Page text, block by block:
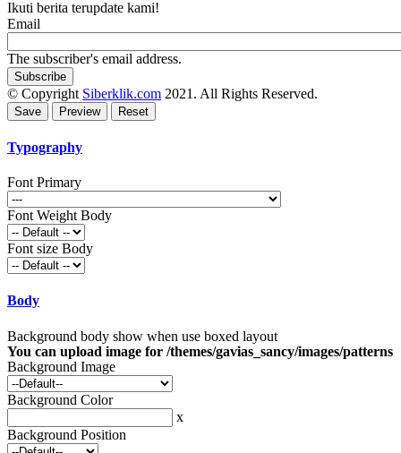
Ikuti berita terupdate kami!
Email
The subscriber's email address.
© Copyright Siberklik.com 2021. All Rights Reserved.
Typography
Font Primary
Font Weight Body
Font size Body
Body
Background body show when use boxed layout
You can upload image for /themes/gavias_sancy/images/patterns
Background Image
Background Color
x
Background Position